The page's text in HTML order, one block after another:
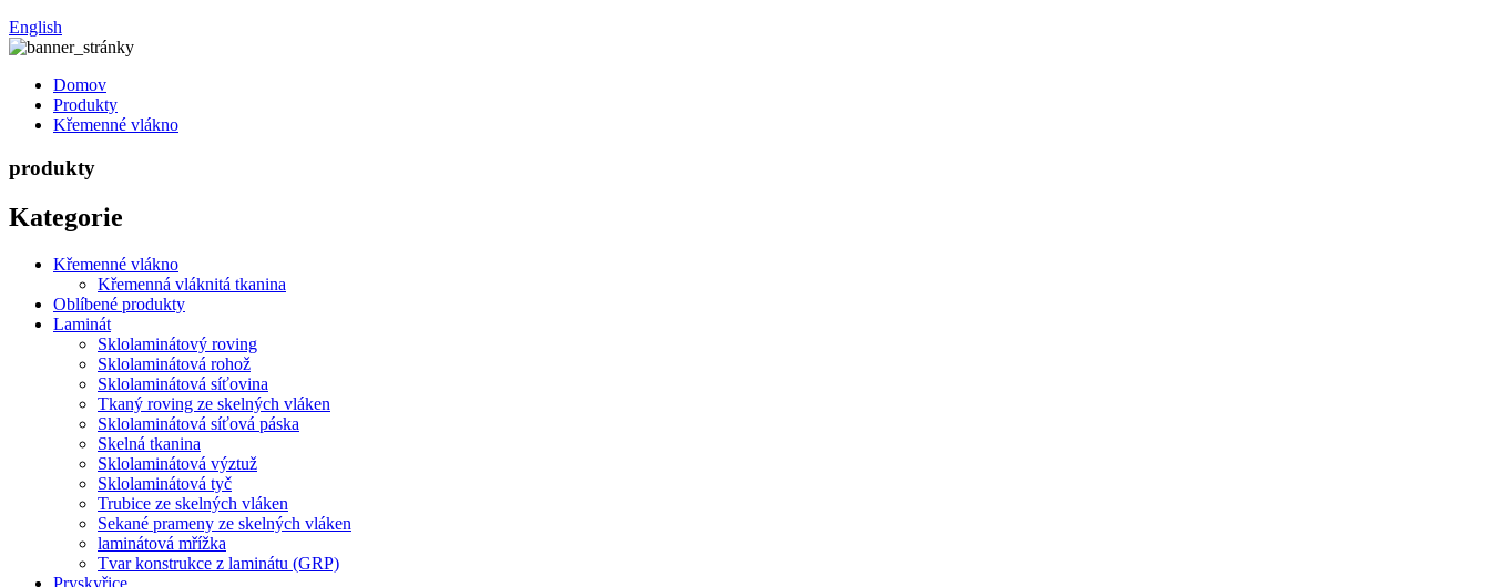
English
Domov
Produkty
Křemenné vlákno
produkty
Kategorie
Křemenné vlákno
Křemenná vláknitá tkanina
Oblíbené produkty
Laminát
Sklolaminátový roving
Sklolaminátová rohož
Sklolaminátová síťovina
Tkaný roving ze skelných vláken
Sklolaminátová síťová páska
Skelná tkanina
Sklolaminátová výztuž
Sklolaminátová tyč
Trubice ze skelných vláken
Sekané prameny ze skelných vláken
laminátová mřížka
Tvar konstrukce z laminátu (GRP)
Pryskyřice